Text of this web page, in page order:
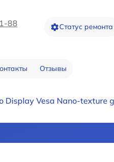
88 Статус ремонта
Отзывы
Display Vesa Nano-texture